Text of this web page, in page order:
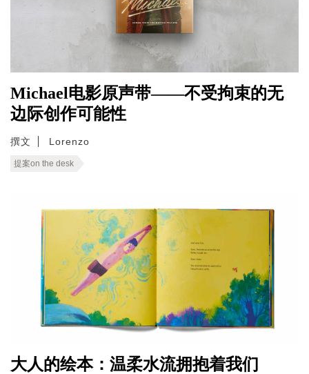
Michael电影原声带——不受拘束的无
边际创作可能性
撰文 Lorenzo
提案on the desk
大人的绘本：温柔水流拥抱着我们